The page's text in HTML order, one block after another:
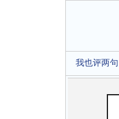
我也评两句